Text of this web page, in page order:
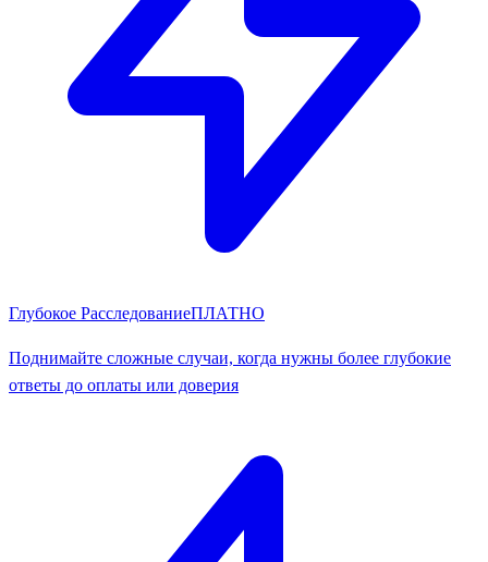
Глубокое РасследованиеПЛАТНО
Поднимайте сложные случаи, когда нужны более глубокие
ответы до оплаты или доверия